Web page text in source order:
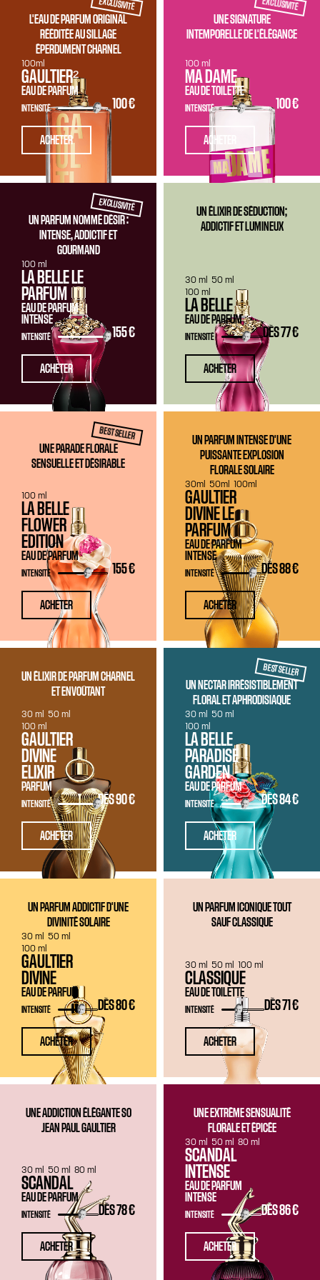
EXCLUSIVITÉ
L'EAU DE PARFUM ORIGINAL
RÉÉDITÉE AU SILLAGE
ÉPERDUMENT CHARNEL
GAULTIER²
EAU DE PARFUM
100 €
INTENSITÉ
100ml
ACHETER
EXCLUSIVITÉ
UNE SIGNATURE
INTEMPORELLE DE L'ÉLÉGANCE
MA DAME
EAU DE TOILETTE
100 €
INTENSITÉ
100 ml
ACHETER
EXCLUSIVITÉ
UN PARFUM NOMMÉ DÉSIR :
INTENSE, ADDICTIF ET
GOURMAND
LA BELLE LE
PARFUM
EAU DE PARFUM
INTENSE
155 €
INTENSITÉ
100 ml
ACHETER
UN ÉLIXIR DE SÉDUCTION;
ADDICTIF ET LUMINEUX
LA BELLE
EAU DE PARFUM
DÈS77 €
INTENSITÉ
30 ml 50 ml
100 ml
ACHETER
BEST SELLER
UNE PARADE FLORALE
SENSUELLE ET DÉSIRABLE
LA BELLE
FLOWER
EDITION
EAU DE PARFUM
155 €
INTENSITÉ
100 ml
ACHETER
UN PARFUM INTENSE D'UNE
PUISSANTE EXPLOSION
FLORALE SOLAIRE
GAULTIER
DIVINE LE
PARFUM
EAU DE PARFUM
INTENSE
DÈS88 €
INTENSITÉ
30ml 50ml 100ml
ACHETER
UN ÉLIXIR DE PARFUM CHARNEL
ET ENVOÛTANT
GAULTIER
DIVINE
ELIXIR
PARFUM
DÈS90 €
INTENSITÉ
30 ml 50 ml
100 ml
ACHETER
BEST SELLER
UN NECTAR IRRÉSISTIBLEMENT
FLORAL ET APHRODISIAQUE
LA BELLE
PARADISE
GARDEN
EAU DE PARFUM
DÈS84 €
INTENSITÉ
30 ml 50 ml
100 ml
ACHETER
UN PARFUM ADDICTIF D'UNE
DIVINITÉ SOLAIRE
GAULTIER
DIVINE
EAU DE PARFUM
DÈS80 €
INTENSITÉ
30 ml 50 ml
100 ml
ACHETER
UN PARFUM ICONIQUE TOUT
SAUF CLASSIQUE
CLASSIQUE
EAU DE TOILETTE
DÈS71 €
INTENSITÉ
30 ml 50 ml 100 ml
ACHETER
UNE ADDICTION ÉLÉGANTE SO
JEAN PAUL GAULTIER
SCANDAL
EAU DE PARFUM
DÈS78 €
INTENSITÉ
30 ml 50 ml 80 ml
ACHETER
UNE EXTRÊME SENSUALITÉ
FLORALE ET ÉPICÉE
SCANDAL
INTENSE
EAU DE PARFUM
INTENSE
DÈS86 €
INTENSITÉ
30 ml 50 ml 80 ml
ACHETER